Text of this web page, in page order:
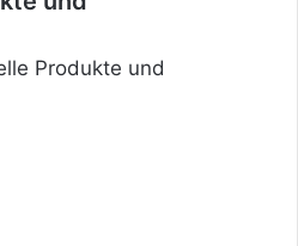
Produkte und